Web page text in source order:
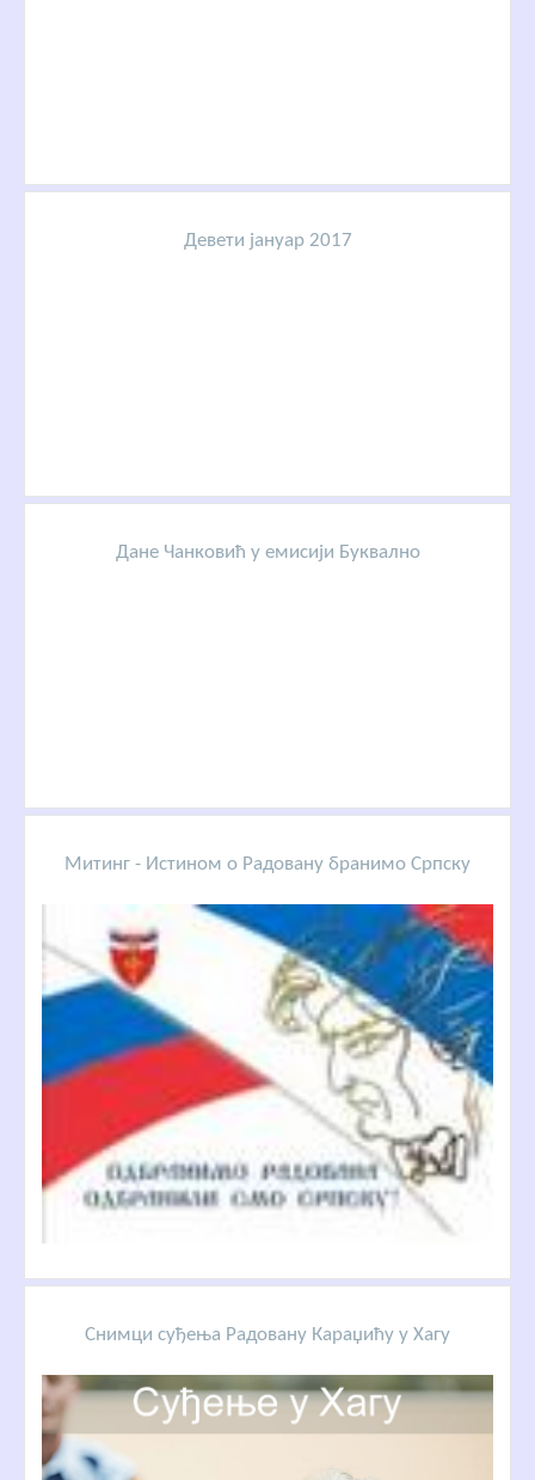
Девети јануар 2017
Дане Чанковић у емисији Буквално
Митинг - Истином о Радовану бранимо Српску
Снимци суђења Радовану Караџићу у Хагу